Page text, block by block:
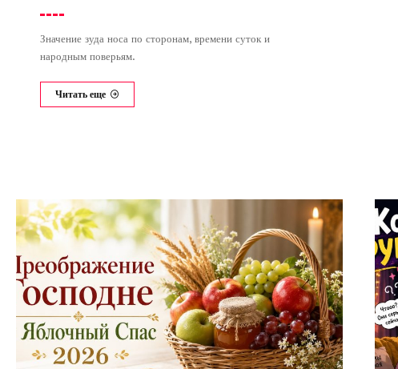
Значение зуда носа по сторонам, времени суток и
народным поверьям.
Читать еще